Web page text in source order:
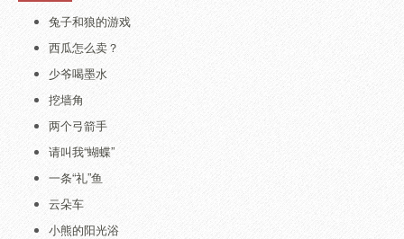
兔子和狼的游戏
西瓜怎么卖？
少爷喝墨水
挖墙角
两个弓箭手
请叫我“蝴蝶”
一条“礼”鱼
云朵车
小熊的阳光浴